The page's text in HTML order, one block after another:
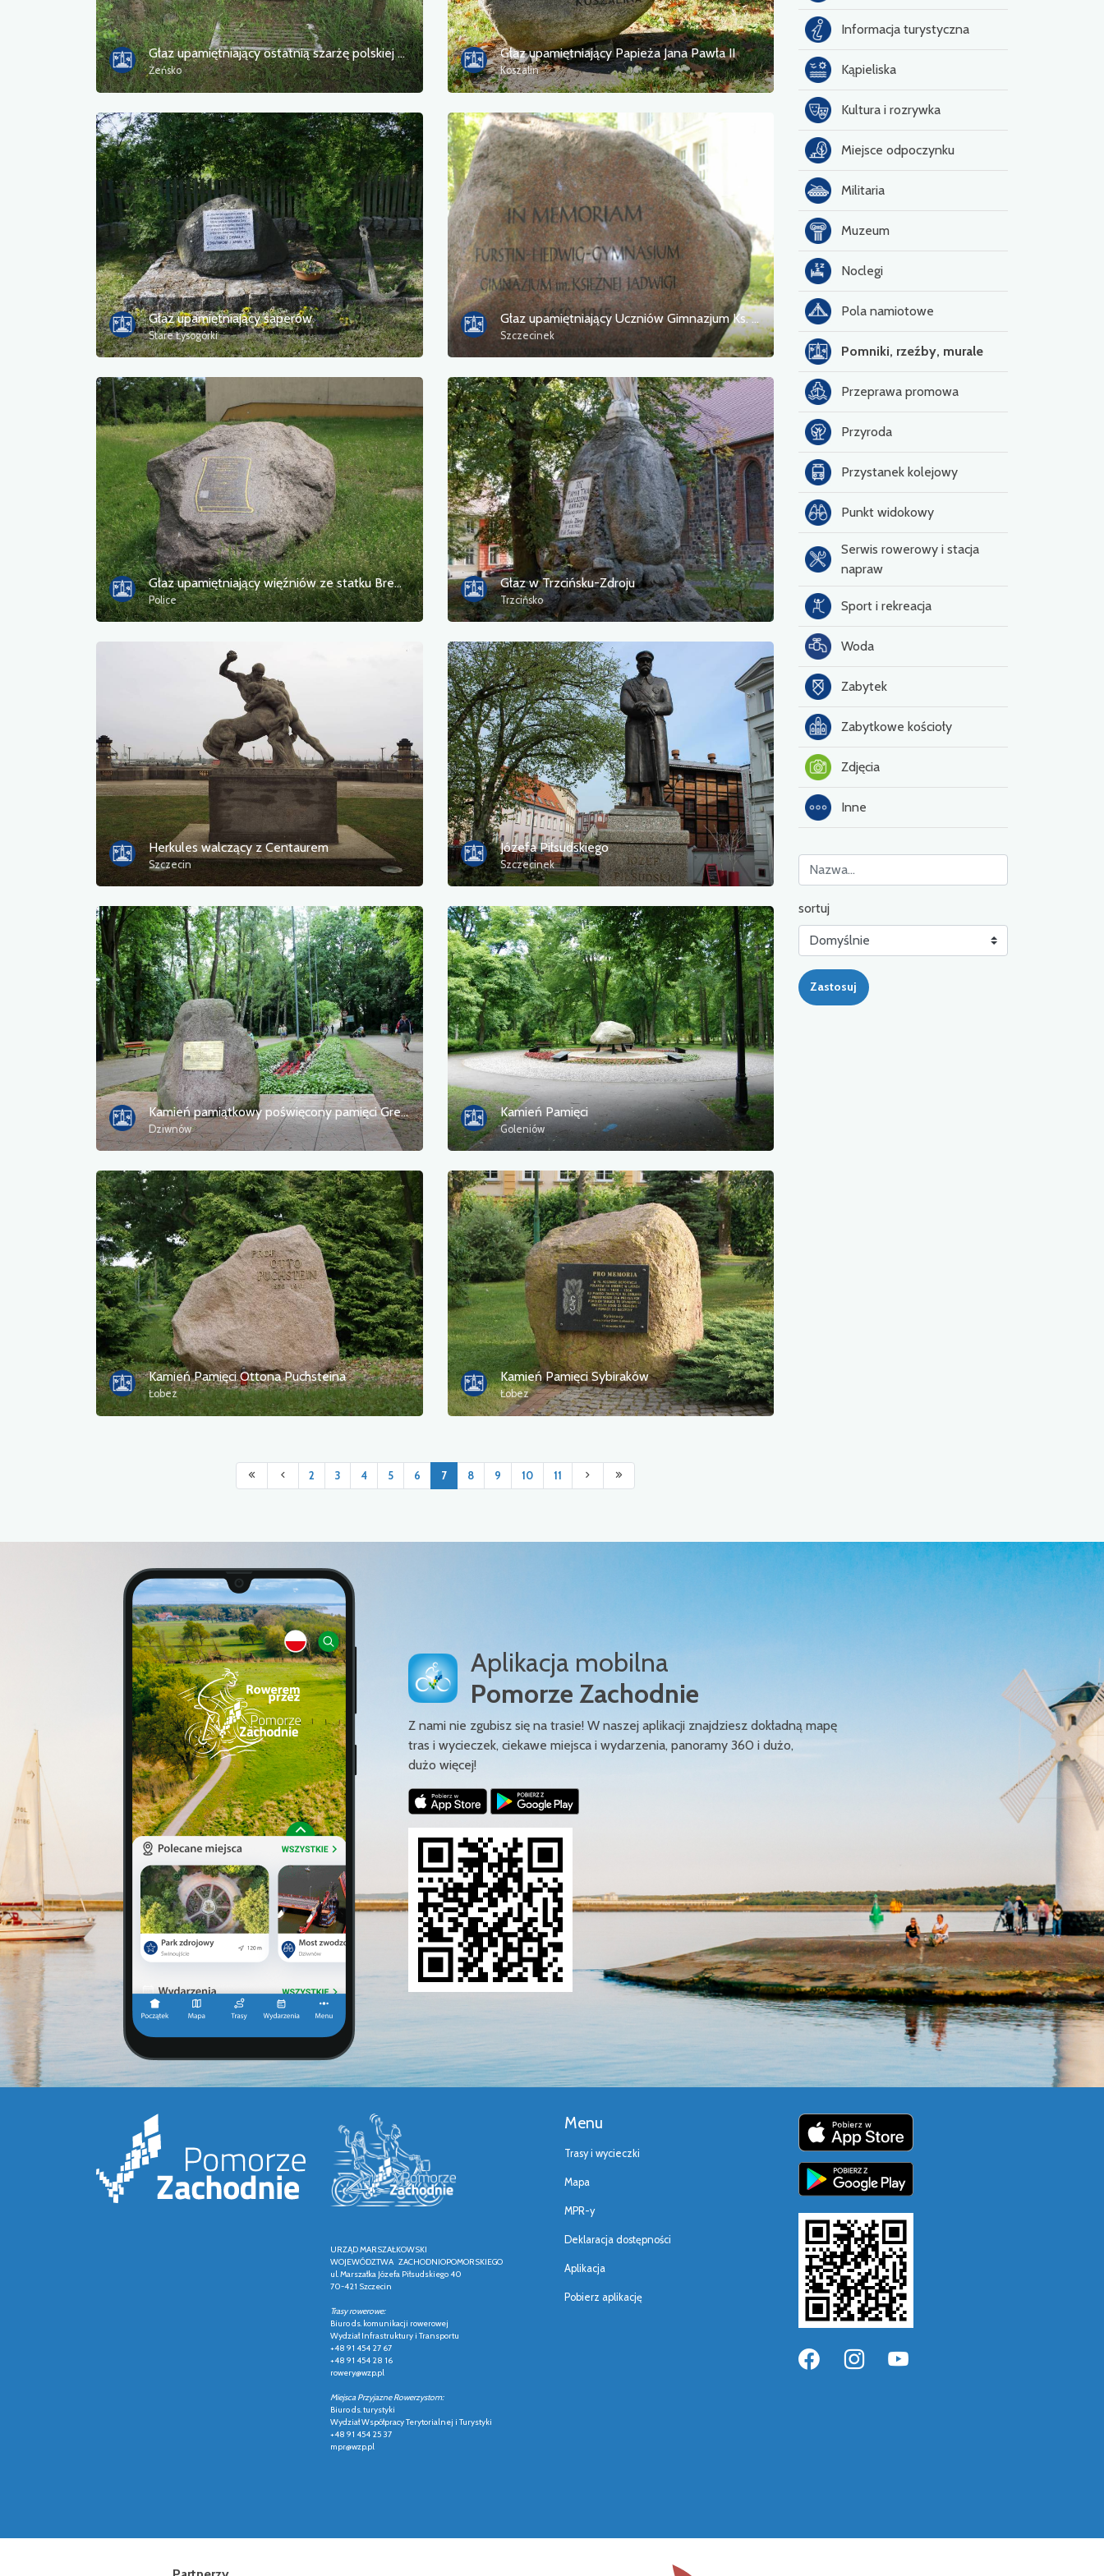
Głaz upamiętniający ostatnią szarżę polskiej kawalerii
Żeńsko
Głaz upamiętniający Papieża Jana Pawła II
Koszalin
Głaz upamiętniający saperów
Stare Łysogórki
Głaz upamiętniający Uczniów Gimnazjum Ks. Jadwigi
Szczecinek
Głaz upamiętniający więźniów ze statku Bremerhaven
Police
Głaz w Trzcińsku-Zdroju
Trzcińsko
Herkules walczący z Centaurem
Szczecin
Józefa Piłsudskiego
Szczecinek
Kamień pamiątkowy poświęcony pamięci Greków
Dziwnów
Kamień Pamięci
Goleniów
Kamień Pamięci Ottona Puchsteina
Łobez
Kamień Pamięci Sybiraków
Łobez
2 3 4 5 6 7 8 9 10 11
Informacja turystyczna
Kąpieliska
Kultura i rozrywka
Miejsce odpoczynku
Militaria
Muzeum
Noclegi
Pola namiotowe
Pomniki, rzeźby, murale
Przeprawa promowa
Przyroda
Przystanek kolejowy
Punkt widokowy
Serwis rowerowy i stacja
napraw
Sport i rekreacja
Woda
Zabytek
Zabytkowe kościoły
Zdjęcia
Inne
sortuj
Zastosuj
Aplikacja mobilna
Pomorze Zachodnie
Z nami nie zgubisz się na trasie! W naszej aplikacji znajdziesz dokładną mapę
tras i wycieczek, ciekawe miejsca i wydarzenia, panoramy 360 i dużo,
dużo więcej!
URZĄD MARSZAŁKOWSKI
WOJEWÓDZTWA ZACHODNIOPOMORSKIEGO
ul. Marszałka Józefa Piłsudskiego 40
70-421 Szczecin
Trasy rowerowe:
Biuro ds. komunikacji rowerowej
Wydział Infrastruktury i Transportu
+48 91 454 27 67
+48 91 454 28 16
rowery@wzp.pl
Miejsca Przyjazne Rowerzystom:
Biuro ds. turystyki
Wydział Współpracy Terytorialnej i Turystyki
+48 91 454 25 37
mpr@wzp.pl
Menu
Trasy i wycieczki
Mapa
MPR-y
Deklaracja dostępności
Aplikacja
Pobierz aplikację